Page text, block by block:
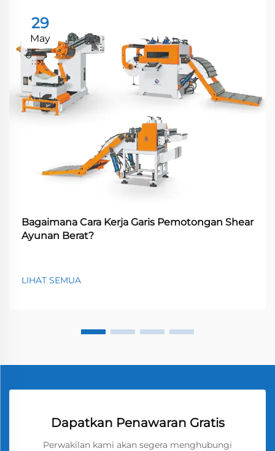
29
May
Bagaimana Cara Kerja Garis Pemotongan Shear
Ayunan Berat?
LIHAT SEMUA
Dapatkan Penawaran Gratis
Perwakilan kami akan segera menghubungi